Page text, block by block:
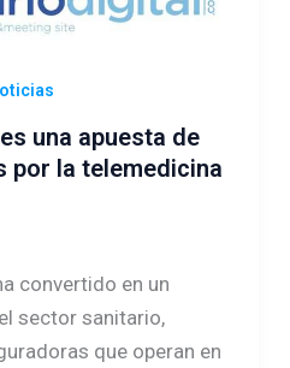
una apuesta de
por la telemedicina
convertido en un
sector sanitario,
que operan en